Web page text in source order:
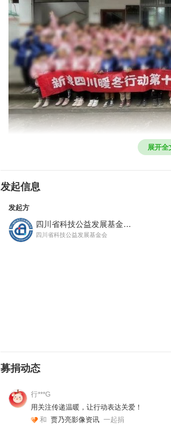
在11年里，我们满载募集物资的车队走过了
普格县木里县、乐山马边县、甘孜色达县、白
习文具等。
展开全
发起信息
发起方
四川省科技公益发展基金会
四川省科技公益发展基金会
募捐动态
行***G
用关注传递温暖，让行动表达关爱！
和 贾乃亮影像资讯 一起捐